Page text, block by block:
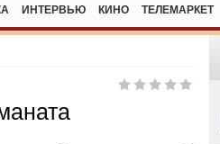
ИНТЕРВЬЮ КИНО ТЕЛЕМАРКЕТ